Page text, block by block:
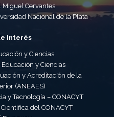
Cervantes
Nacional de la Plata
Interés
y Ciencias
y Ciencias
y Acreditación de la
(ANEAES)
y Tecnología – CONACYT
del CONACYT